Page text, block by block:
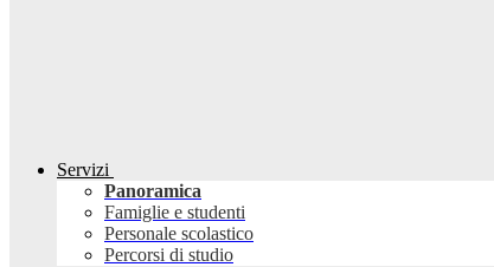
Servizi
Panoramica
Famiglie e studenti
Personale scolastico
Percorsi di studio